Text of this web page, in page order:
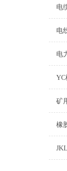
电
电
电
YC
橡